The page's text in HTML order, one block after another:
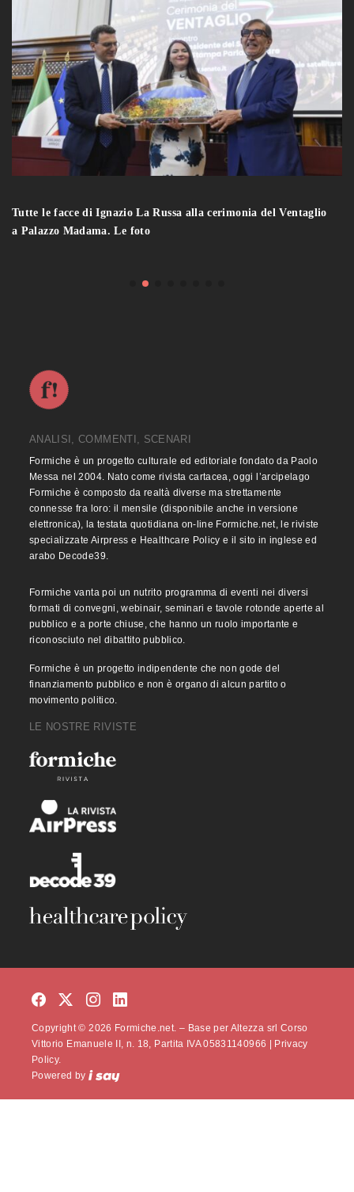
Tutte le facce di Ignazio La Russa alla cerimonia del Ventaglio
a Palazzo Madama. Le foto
ANALISI, COMMENTI, SCENARI
Formiche è un progetto culturale ed editoriale fondato da Paolo
Messa nel 2004. Nato come rivista cartacea, oggi l’arcipelago
Formiche è composto da realtà diverse ma strettamente
connesse fra loro: il mensile (disponibile anche in versione
elettronica), la testata quotidiana on-line Formiche.net, le riviste
specializzate Airpress e Healthcare Policy e il sito in inglese ed
arabo Decode39.
Formiche vanta poi un nutrito programma di eventi nei diversi
formati di convegni, webinair, seminari e tavole rotonde aperte al
pubblico e a porte chiuse, che hanno un ruolo importante e
riconosciuto nel dibattito pubblico.
Formiche è un progetto indipendente che non gode del
finanziamento pubblico e non è organo di alcun partito o
movimento politico.
LE NOSTRE RIVISTE
Copyright © 2026 Formiche.net. – Base per Altezza srl Corso
Vittorio Emanuele II, n. 18, Partita IVA 05831140966 | Privacy
Policy.
Powered by